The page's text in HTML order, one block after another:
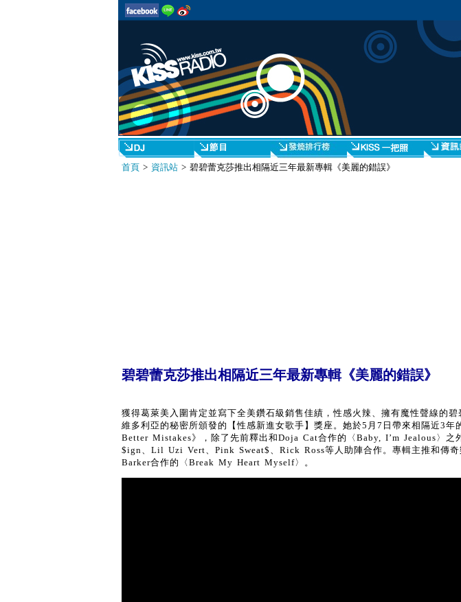
首頁> 資訊站> 碧碧蕾克莎推出相隔近三年最新專輯《美麗的錯誤》
碧碧蕾克莎推出相隔近三年最新專輯《美麗的錯誤》
獲得葛萊美入圍肯定並寫下全美鑽石級銷售佳績，性感火辣、擁有魔性聲線的
維多利亞的秘密所頒發的【性感新進女歌手】獎座。她於5月7日帶來相隔近3年
Better Mistakes》，除了先前釋出和Doja Cat合作的〈Baby, I’m Jealous〉之
$ign、Lil Uzi Vert、Pink Sweat$、Rick Ross等人助陣合作。專輯主推和傳
Barker合作的〈Break My Heart Myself〉。